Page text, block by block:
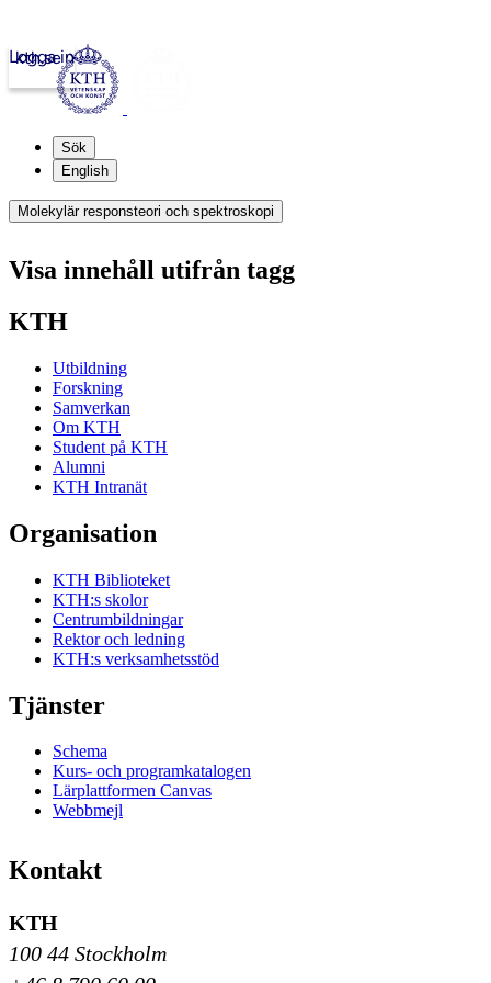
kth.se
Logga in
Sök
English
Molekylär responsteori och spektroskopi
Visa innehåll utifrån tagg
KTH
Utbildning
Forskning
Samverkan
Om KTH
Student på KTH
Alumni
KTH Intranät
Organisation
KTH Biblioteket
KTH:s skolor
Centrumbildningar
Rektor och ledning
KTH:s verksamhetsstöd
Tjänster
Schema
Kurs- och programkatalogen
Lärplattformen Canvas
Webbmejl
Kontakt
KTH
100 44 Stockholm